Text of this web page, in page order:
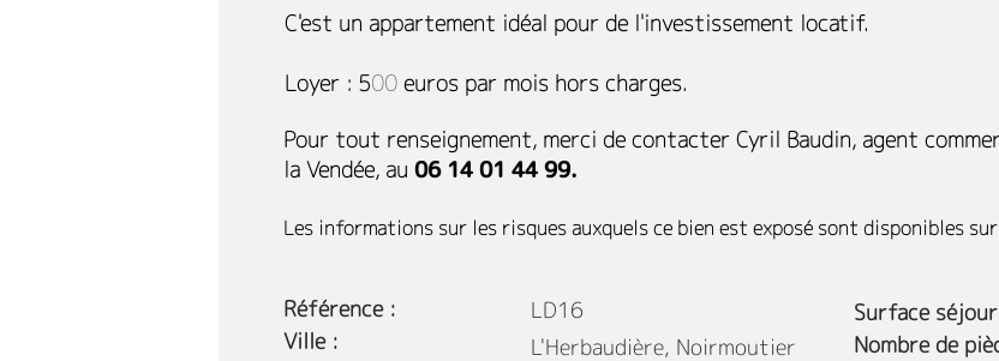
C'est un appartement idéal pour de l'investissement locatif.
Loyer : 500 euros par mois hors charges.
Pour tout renseignement, merci de contacter Cyril Baudin, agent
la Vendée, au 06 14 01 44 99.
Les informations sur les risques auxquels ce bien est exposé sont disponibles
Référence :
Ville :
LD16
L'Herbaudière, Noirmoutier
Surface
Nombre de